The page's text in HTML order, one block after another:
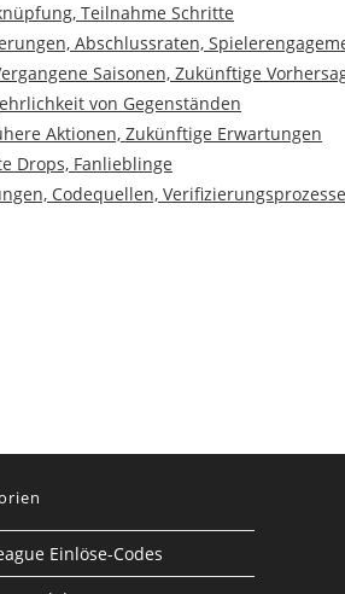
Teilnahme Schritte
Abschlussraten,
Saisonen, Zukünftige
von Gegenständen
Aktionen, Zukünftige Erwartungen
Drops, Fanlieblinge
Codequellen, Verifizierungsprozesse
Einlöse-Codes